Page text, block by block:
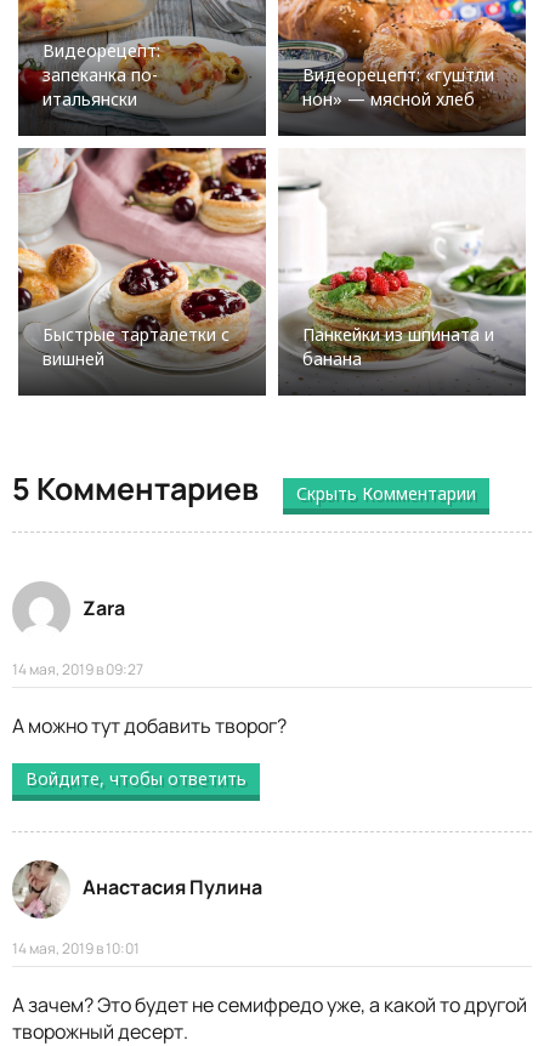
Видеорецепт:
запеканка по-
итальянски
Видеорецепт: «гуштли
нон» — мясной хлеб
Быстрые тарталетки с
вишней
Панкейки из шпината и
банана
5 Комментариев Скрыть Комментарии
Zara
14 мая, 2019 в 09:27
А можно тут добавить творог?
Войдите, чтобы ответить
Анастасия Пулина
14 мая, 2019 в 10:01
А зачем? Это будет не семифредо уже, а какой то другой
творожный десерт.